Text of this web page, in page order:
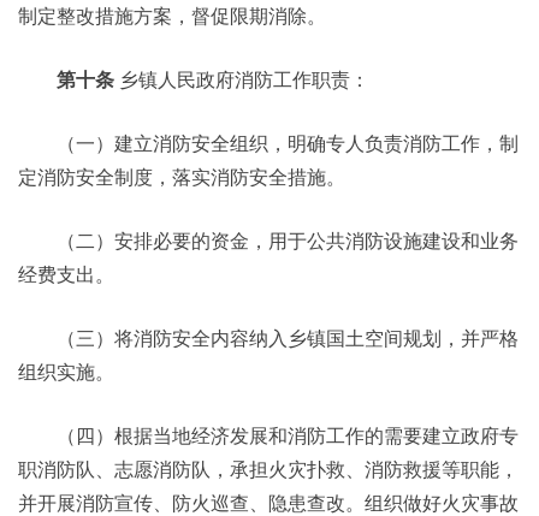
制定整改措施方案，督促限期消除。
第十条 乡镇人民政府消防工作职责：
（一）建立消防安全组织，明确专人负责消防工作，制
定消防安全制度，落实消防安全措施。
（二）安排必要的资金，用于公共消防设施建设和业务
经费支出。
（三）将消防安全内容纳入乡镇国土空间规划，并严格
组织实施。
（四）根据当地经济发展和消防工作的需要建立政府专
职消防队、志愿消防队，承担火灾扑救、消防救援等职能，
并开展消防宣传、防火巡查、隐患查改。组织做好火灾事故